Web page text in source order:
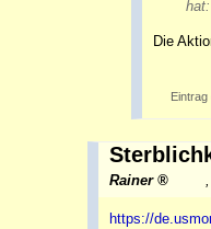
Die
Rainer ,
https://